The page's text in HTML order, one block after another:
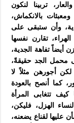
تربينا لنكون
بالانكماش،
وأن ستبقى على
تقارن نفسها
أيضاً تفاهة الجدية،
محمل الجد حقيقةً،
أجورهن مثلاً لا
كما أنصح بالعودة
تتغابى المرأة
الهزل، فليكن،
عليها لقناع يضعنه،